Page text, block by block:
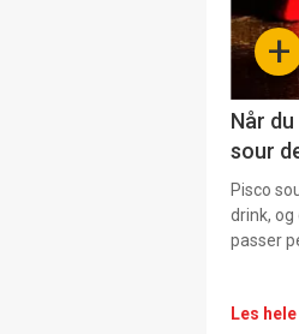
+
Når
sour
Pisco
drink,
passer
Les